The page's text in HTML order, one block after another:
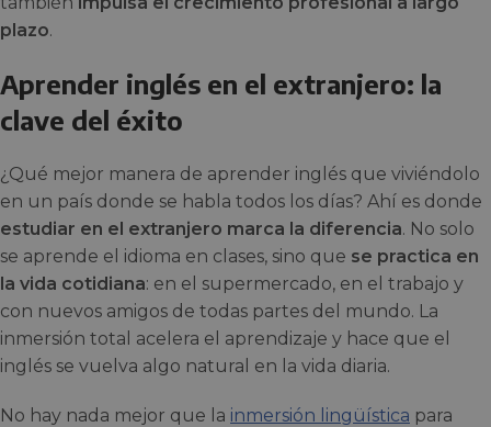
plazo.
Aprender inglés en el extranjero: la
clave del éxito
¿Qué mejor manera de aprender inglés que viviéndolo
en un país donde se habla todos los días? Ahí es donde
estudiar en el extranjero marca la diferencia. No solo
se aprende el idioma en clases, sino que se practica en
la vida cotidiana: en el supermercado, en el trabajo y
con nuevos amigos de todas partes del mundo. La
inmersión total acelera el aprendizaje y hace que el
inglés se vuelva algo natural en la vida diaria.
No hay nada mejor que la inmersión lingüística para